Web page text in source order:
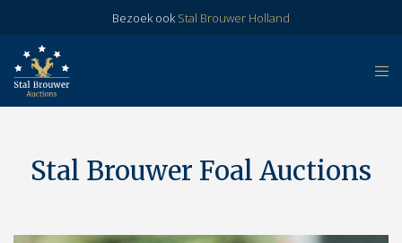
Bezoek ookStal Brouwer Holland
Stal Brouwer Foal Auctions